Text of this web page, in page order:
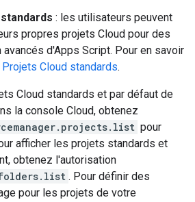
: les utilisateurs peuvent
propres projets Cloud pour des
d'Apps Script. Pour en savoir
Projets Cloud standards.
Cloud standards et par défaut de
la console Cloud, obtenez
pour
afficher les projets standards et
obtenez l'autorisation
. Pour définir des
pour les projets de votre